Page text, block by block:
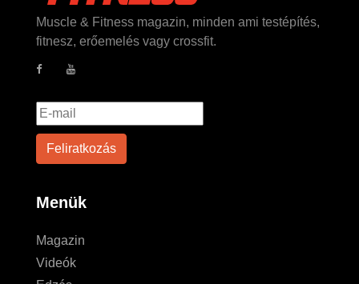
Muscle & Fitness magazin, minden ami testépítés,
fitnesz, erőemelés vagy crossfit.
Menük
Magazin
Videók